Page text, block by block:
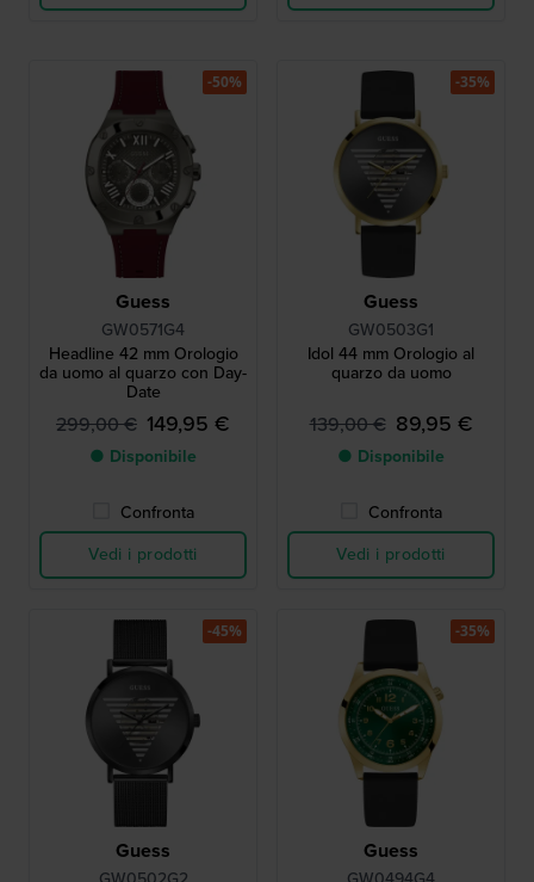
Guess
GW0571G4
Headline 42 mm Orologio
da uomo al quarzo con Day-
Date
299,00 € 149,95 €
● Disponibile
Confronta
Vedi i prodotti
-50%
Guess
GW0503G1
Idol 44 mm Orologio al
quarzo da uomo
139,00 € 89,95 €
● Disponibile
Confronta
Vedi i prodotti
-35%
Guess
-45%
Guess
-35%